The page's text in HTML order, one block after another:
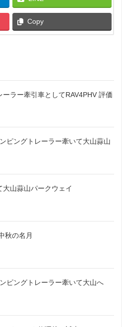
Copy
ーラー牽引車としてRAV4PHV 評価
ピングトレーラー牽いて大山蒜山
大山蒜山パークウェイ
秋の名月
ピングトレーラー牽いて大山へ